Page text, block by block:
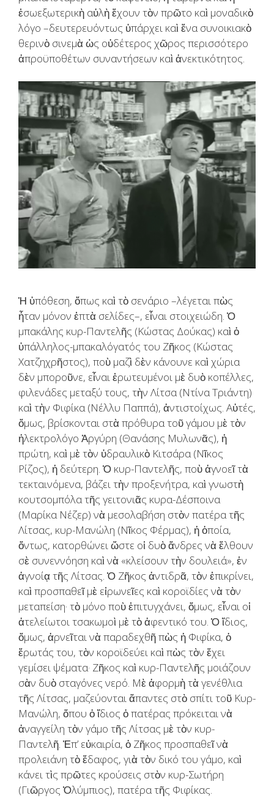
ἐσωεξωτερικὴ αὐλὴ ἔχουν τὸν πρῶτο καὶ μοναδικὸ
λόγο –δευτερευόντως ὑπάρχει καὶ ἕνα συνοικιακὸ
θερινὸ σινεμὰ ὡς οὐδέτερος χῶρος περισσότερο
ἀπροϋποθέτων συναντήσεων καὶ ἀνεκτικότητος.
Ἡ ὑπόθεση, ὅπως καὶ τὸ σενάριο –λέγεται πὼς
ἦταν μόνον ἑπτὰ σελίδες–, εἶναι στοιχειώδη. Ὁ
μπακάλης κυρ-Παντελῆς (Κώστας Δούκας) καὶ ὁ
ὑπάλληλος-μπακαλόγατός του Ζῆκος (Κώστας
Χατζηχρῆστος), ποὺ μαζὶ δὲν κάνουνε καὶ χώρια
δὲν μποροῦνε, εἶναι ἐρωτευμένοι μὲ δυὸ κοπέλλες,
φιλενάδες μεταξύ τους, τὴν Λίτσα (Ντίνα Τριάντη)
καὶ τὴν Φιφίκα (Νέλλυ Παππά), ἀντιστοίχως. Αὐτές,
ὅμως, βρίσκονται στὰ πρόθυρα τοῦ γάμου μὲ τὸν
ἠλεκτρολόγο Ἀργύρη (Θανάσης Μυλωνᾶς), ἡ
πρώτη, καὶ μὲ τὸν ὑδραυλικὸ Κιτσάρα (Νῖκος
Ρίζος), ἡ δεύτερη. Ὁ κυρ-Παντελῆς, ποὺ ἀγνοεῖ τὰ
τεκταινόμενα, βάζει τὴν προξενήτρα, καὶ γνωστὴ
κουτσομπόλα τῆς γειτονιᾶς κυρα-Δέσποινα
(Μαρίκα Νέζερ) νὰ μεσολαβήση στὸν πατέρα τῆς
Λίτσας, κυρ-Μανώλη (Νῖκος Φέρμας), ἡ ὁποία,
ὄντως, κατορθώνει ὥστε οἱ δυὸ ἄνδρες νὰ ἔλθουν
σὲ συνεννόηση καὶ νὰ «κλείσουν τὴν δουλειά», ἐν
ἀγνοίᾳ τῆς Λίτσας. Ὁ Ζῆκος ἀντιδρᾶ, τὸν ἐπικρίνει,
καὶ προσπαθεῖ μὲ εἰρωνεῖες καὶ κοροϊδίες νὰ τὸν
μεταπείση· τὸ μόνο ποὺ ἐπιτυγχάνει, ὅμως, εἶναι οἱ
ἀτελείωτοι τσακωμοὶ μὲ τὸ ἀφεντικό του. Ὁ ἴδιος,
ὅμως, ἀρνεῖται νὰ παραδεχθῆ πὼς ἡ Φιφίκα, ὁ
ἔρωτάς του, τὸν κοροϊδεύει καὶ πὼς τὸν ἔχει
γεμίσει ψέματα· Ζῆκος καὶ κυρ-Παντελῆς μοιάζουν
σὰν δυὸ σταγόνες νερό. Μὲ ἀφορμὴ τὰ γενέθλια
τῆς Λίτσας, μαζεύονται ἅπαντες στὸ σπίτι τοῦ Κυρ-
Μανώλη, ὅπου ὁ ἴδιος ὁ πατέρας πρόκειται νὰ
ἀναγγείλη τὸν γάμο τῆς Λίτσας μὲ τὸν κυρ-
Παντελῆ. Ἐπ’ εὐκαιρία, ὁ Ζῆκος προσπαθεῖ νὰ
προλειάνη τὸ ἔδαφος, γιὰ τὸν δικό του γάμο, καὶ
κάνει τὶς πρῶτες κρούσεις στὸν κυρ-Σωτήρη
(Γιῶργος Ὀλύμπιος), πατέρα τῆς Φιφίκας.